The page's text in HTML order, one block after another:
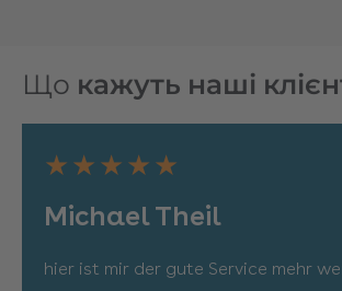
Що кажуть наші
Michael Theil
★★★★★
hier ist mir der gute Service mehr